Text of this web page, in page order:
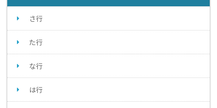
さ行
た行
な行
は行